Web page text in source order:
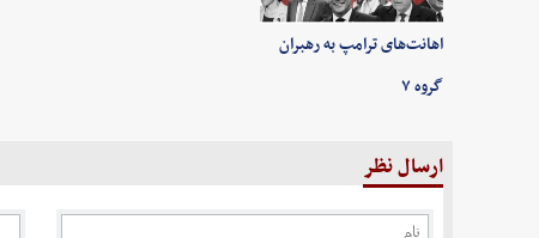
اهانت‌های ترامپ به رهبران
گروه ۷
ارسال نظر